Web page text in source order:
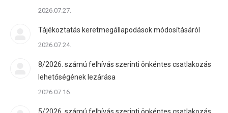
2026.07.27.
Tájékoztatás keretmegállapodások módosításáról
2026.07.24.
8/2026. számú felhívás szerinti önkéntes csatlakozás
lehetőségének lezárása
2026.07.16.